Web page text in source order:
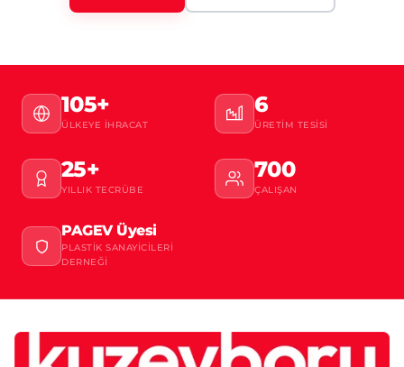
105+
ÜLKEYE İHRACAT
6
ÜRETIM TESISI
25+
YILLIK TECRÜBE
700
ÇALIŞAN
PAGEV Üyesi
PLASTIK SANAYICILERI
DERNEĞI